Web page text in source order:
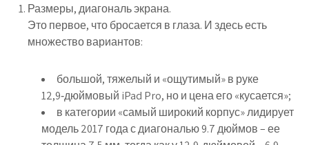
Размеры, диагональ экрана.
Это первое, что бросается в глаза. И здесь есть
множество вариантов:
большой, тяжелый и «ощутимый» в руке
12,9‑дюймовый iPad Pro, но и цена его «кусается»;
в категории «самый широкий корпус» лидирует
модель 2017 года с диагональю 9.7 дюймов – ее